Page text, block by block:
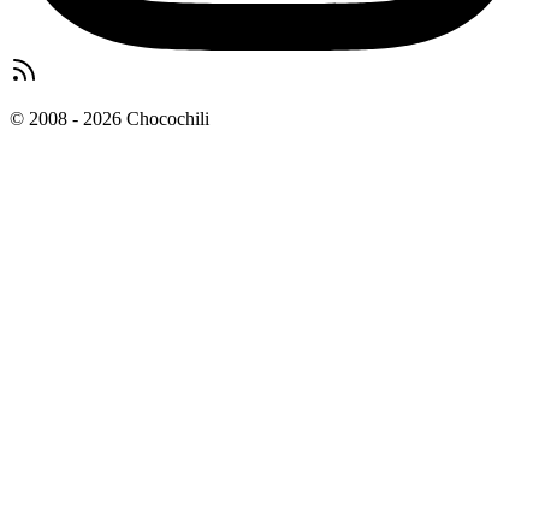
© 2008 - 2026 Chocochili